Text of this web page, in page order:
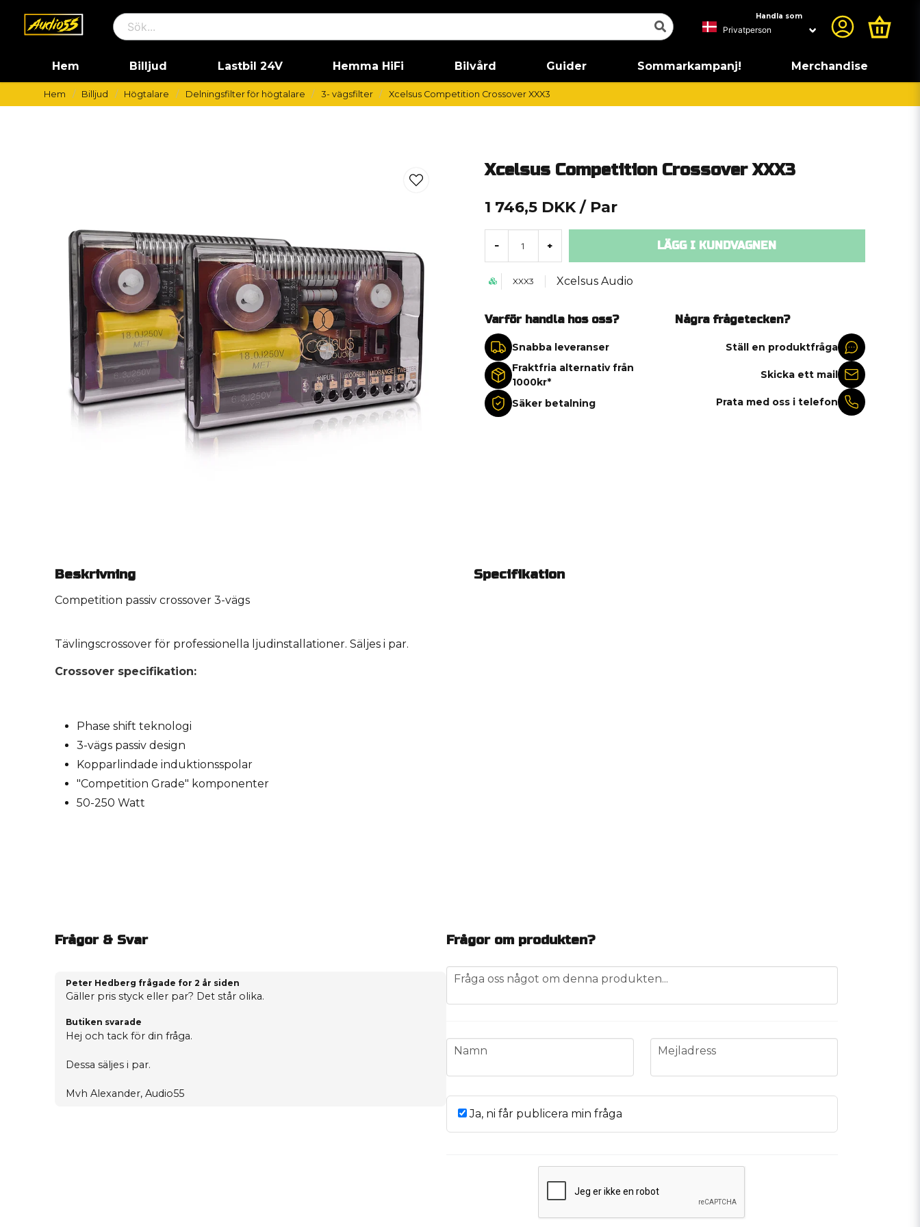
Handla som
Hem Billjud Lastbil 24V Hemma HiFi Bilvård Guider Sommarkampanj! Merchandise
Hem Billjud Högtalare Delningsfilter för högtalare 3- vägsfilter Xcelsus Competition Crossover XXX3
Xcelsus Competition Crossover XXX3
1 746,5 DKK / Par
- + LÄGG I KUNDVAGNEN
XXX3 Xcelsus Audio
Varför handla hos oss?
Snabba leveranser
Fraktfria alternativ från
1000kr*
Säker betalning
Några frågetecken?
Ställ en produktfråga
Skicka ett mail
Prata med oss i telefon
Beskrivning
Competition passiv crossover 3-vägs
Tävlingscrossover för professionella ljudinstallationer. Säljes i par.
Crossover specifikation:
Phase shift teknologi
3-vägs passiv design
Kopparlindade induktionsspolar
"Competition Grade" komponenter
50-250 Watt
Specifikation
Frågor & Svar
Peter Hedberg frågade for 2 år siden
Gäller pris styck eller par? Det står olika.
Butiken svarade
Hej och tack för din fråga.
Dessa säljes i par.
Mvh Alexander, Audio55
Frågor om produkten?
question
Fråga oss något om denna produkten...
name
Namn email
Mejladress
Ja, ni får publicera min fråga